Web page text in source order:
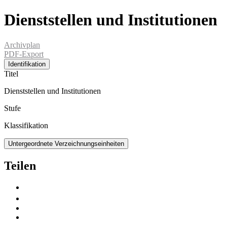
Dienststellen und Institutionen
Archivplan
PDF-Export
Identifikation
Titel
Dienststellen und Institutionen
Stufe
Klassifikation
Untergeordnete Verzeichnungseinheiten
Teilen